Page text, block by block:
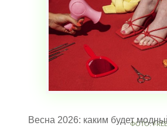
Весна 2026: каким будетФОТО: